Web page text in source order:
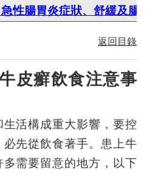
性腸胃炎症狀、舒緩及腸
返回目錄
皮癬飲食注意事
活構成重大影響，要控
先從飲食著手。患上牛
需要留意的地方，以下